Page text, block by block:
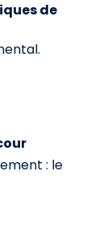
de
: le